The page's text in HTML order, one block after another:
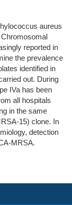
aureus
reported in
the prevalence
identified in
out. During
IVa has been
all hospitals
in the same
15) clone. In
detection
MRSA.